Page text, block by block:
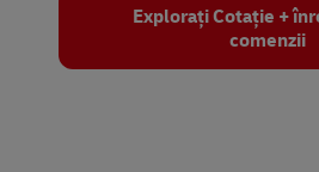
Explorați Cotație +
comenzii